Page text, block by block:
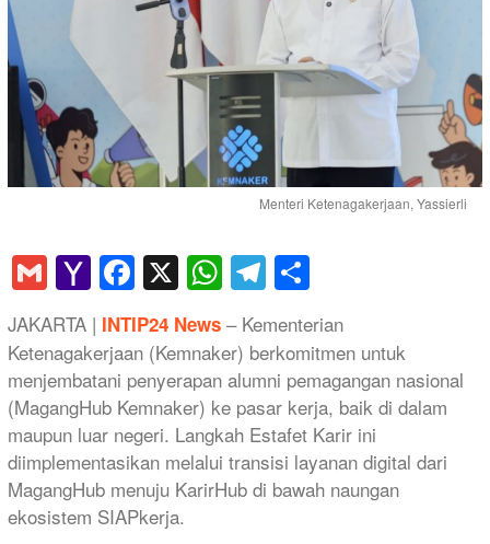
Menteri Ketenagakerjaan, Yassierli
GmailYahoo
Mail
Facebook
X WhatsApp
Telegram
​JAKARTA | INTIP24 News – Kementerian
Ketenagakerjaan (Kemnaker) berkomitmen untuk
menjembatani penyerapan alumni pemagangan nasional
(MagangHub Kemnaker) ke pasar kerja, baik di dalam
maupun luar negeri. Langkah Estafet Karir ini
diimplementasikan melalui transisi layanan digital dari
MagangHub menuju KarirHub di bawah naungan
ekosistem SIAPkerja.